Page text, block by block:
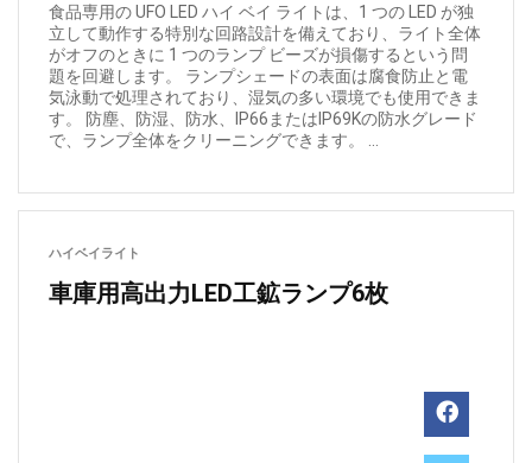
食品専用の UFO LED ハイ ベイ ライトは、1 つの LED が独
立して動作する特別な回路設計を備えており、ライト全体
がオフのときに 1 つのランプ ビーズが損傷するという問
題を回避します。 ランプシェードの表面は腐食防止と電
気泳動で処理されており、湿気の多い環境でも使用できま
す。 防塵、防湿、防水、IP66またはIP69Kの防水グレード
で、ランプ全体をクリーニングできます。 ...
ハイベイライト
車庫用高出力LED工鉱ランプ6枚